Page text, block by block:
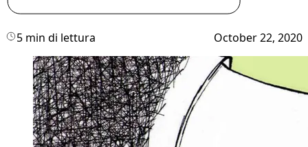
5 min di lettura October 22, 2020